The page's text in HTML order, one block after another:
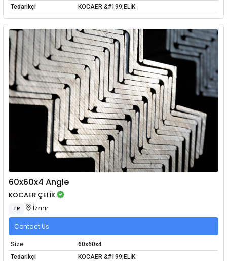
Tedarikçi
KOCAER &#199;ELİK
60x60x4 Angle
KOCAER ÇELİK
TR İzmir
Contact Us
Size
60x60x4
Tedarikçi
KOCAER &#199;ELİK